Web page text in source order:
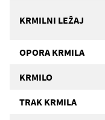
KRMILNI LEŽAJ
OPORA KRMILA
KRMILO
TRAK KRMILA